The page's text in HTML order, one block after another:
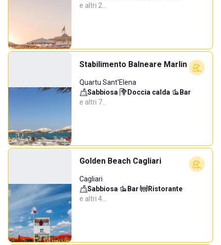
e altri 2…
Stabilimento Balneare Marlin
Quartu Sant'Elena
Sabbiosa· Doccia calda· Bar·
e altri 7…
Golden Beach Cagliari
Cagliari
Sabbiosa· Bar· Ristorante·
e altri 4…